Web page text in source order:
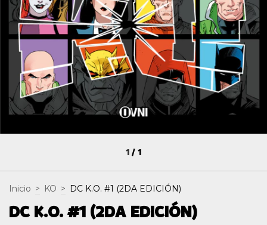
1/1
Inicio > KO > DC K.O. #1 (2DA EDICIÓN)
DC K.O. #1 (2DA EDICIÓN)